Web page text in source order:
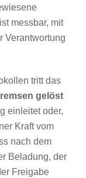
messbar, mit
Verantwortung
tritt das
gelöst
einleitet oder,
Kraft vom
nach dem
Beladung, der
Freigabe